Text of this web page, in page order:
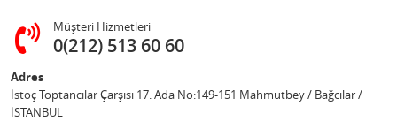
Müşteri Hizmetleri
0(212) 513 60 60
Adres
İstoç Toptancılar Çarşısı 17. Ada No:149-151 Mahmutbey / Bağcılar /
İSTANBUL